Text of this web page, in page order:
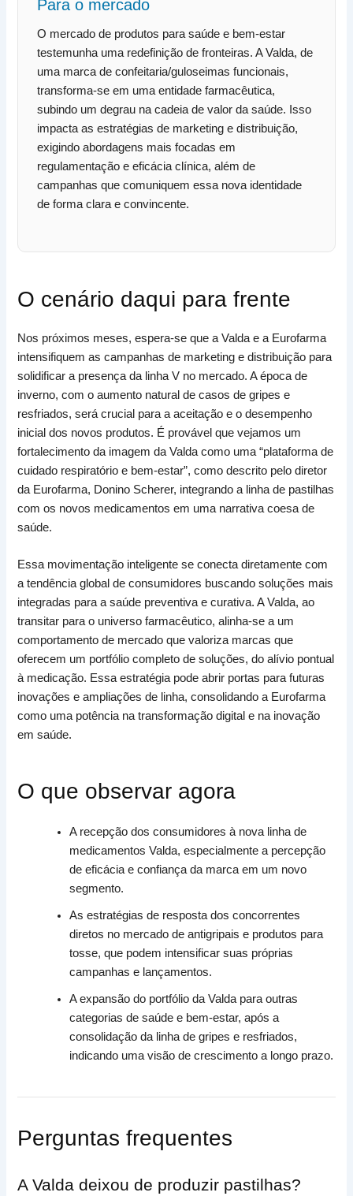
Para o mercado
O mercado de produtos para saúde e bem-estar
testemunha uma redefinição de fronteiras. A Valda, de
uma marca de confeitaria/guloseimas funcionais,
transforma-se em uma entidade farmacêutica,
subindo um degrau na cadeia de valor da saúde. Isso
impacta as estratégias de marketing e distribuição,
exigindo abordagens mais focadas em
regulamentação e eficácia clínica, além de
campanhas que comuniquem essa nova identidade
de forma clara e convincente.
O cenário daqui para frente
Nos próximos meses, espera-se que a Valda e a Eurofarma
intensifiquem as campanhas de marketing e distribuição para
solidificar a presença da linha V no mercado. A época de
inverno, com o aumento natural de casos de gripes e
resfriados, será crucial para a aceitação e o desempenho
inicial dos novos produtos. É provável que vejamos um
fortalecimento da imagem da Valda como uma “plataforma de
cuidado respiratório e bem-estar”, como descrito pelo diretor
da Eurofarma, Donino Scherer, integrando a linha de pastilhas
com os novos medicamentos em uma narrativa coesa de
saúde.
Essa movimentação inteligente se conecta diretamente com
a tendência global de consumidores buscando soluções mais
integradas para a saúde preventiva e curativa. A Valda, ao
transitar para o universo farmacêutico, alinha-se a um
comportamento de mercado que valoriza marcas que
oferecem um portfólio completo de soluções, do alívio pontual
à medicação. Essa estratégia pode abrir portas para futuras
inovações e ampliações de linha, consolidando a Eurofarma
como uma potência na transformação digital e na inovação
em saúde.
O que observar agora
A recepção dos consumidores à nova linha de
medicamentos Valda, especialmente a percepção
de eficácia e confiança da marca em um novo
segmento.
As estratégias de resposta dos concorrentes
diretos no mercado de antigripais e produtos para
tosse, que podem intensificar suas próprias
campanhas e lançamentos.
A expansão do portfólio da Valda para outras
categorias de saúde e bem-estar, após a
consolidação da linha de gripes e resfriados,
indicando uma visão de crescimento a longo prazo.
Perguntas frequentes
A Valda deixou de produzir pastilhas?